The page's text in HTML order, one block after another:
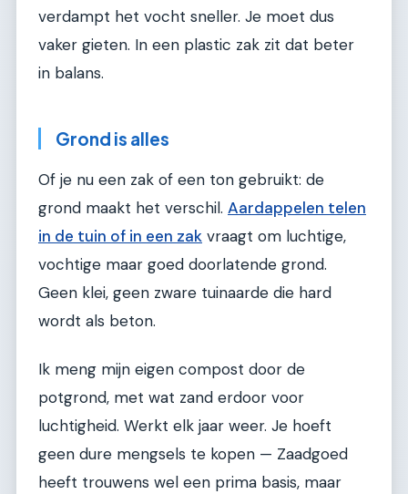
verdampt het vocht sneller. Je moet dus
vaker gieten. In een plastic zak zit dat beter
in balans.
Grond is alles
Of je nu een zak of een ton gebruikt: de
grond maakt het verschil. Aardappelen telen
in de tuin of in een zak vraagt om luchtige,
vochtige maar goed doorlatende grond.
Geen klei, geen zware tuinaarde die hard
wordt als beton.
Ik meng mijn eigen compost door de
potgrond, met wat zand erdoor voor
luchtigheid. Werkt elk jaar weer. Je hoeft
geen dure mengsels te kopen — Zaadgoed
heeft trouwens wel een prima basis, maar